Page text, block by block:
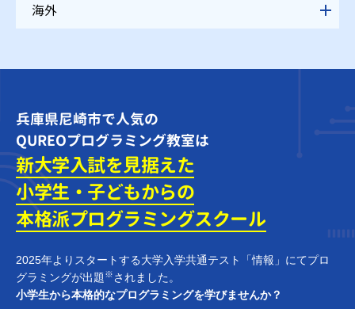
海外
兵庫県尼崎市で人気の
QUREOプログラミング教室は
新大学入試を見据えた
小学生・子どもからの
本格派プログラミングスクール
2025年よりスタートする大学入学共通テスト「情報」にてプロ
グラミングが出題※されました。
小学生から本格的なプログラミングを学びませんか？